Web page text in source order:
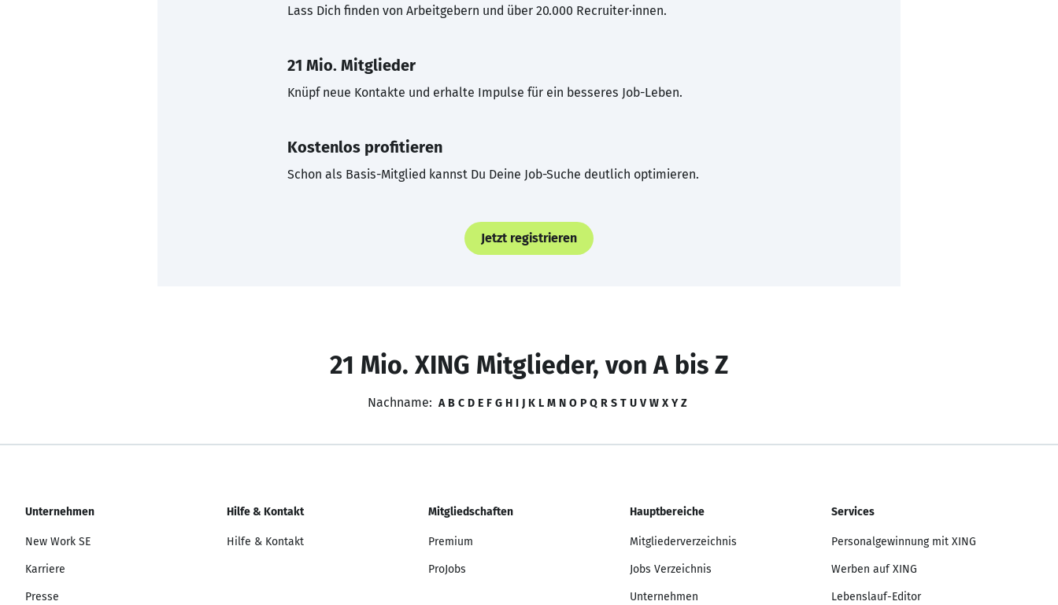
Lass Dich finden von Arbeitgebern und über 20.000 Recruiter·innen.
21 Mio. Mitglieder
Knüpf neue Kontakte und erhalte Impulse für ein besseres Job-Leben.
Kostenlos profitieren
Schon als Basis-Mitglied kannst Du Deine Job-Suche deutlich optimieren.
Jetzt registrieren
21 Mio. XING Mitglieder, von A bis Z
Nachname: A B C D E F G H I J K L M N O P Q R S T U V W X Y Z
Unternehmen
New Work SE
Karriere
Presse
Hilfe & Kontakt
Hilfe & Kontakt
Mitgliedschaften
Premium
ProJobs
Hauptbereiche
Mitgliederverzeichnis
Jobs Verzeichnis
Unternehmen
Services
Personalgewinnung mit XING
Werben auf XING
Lebenslauf-Editor